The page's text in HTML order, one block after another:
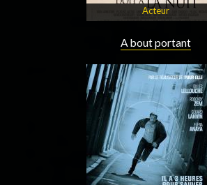
Acteur
A bout portant